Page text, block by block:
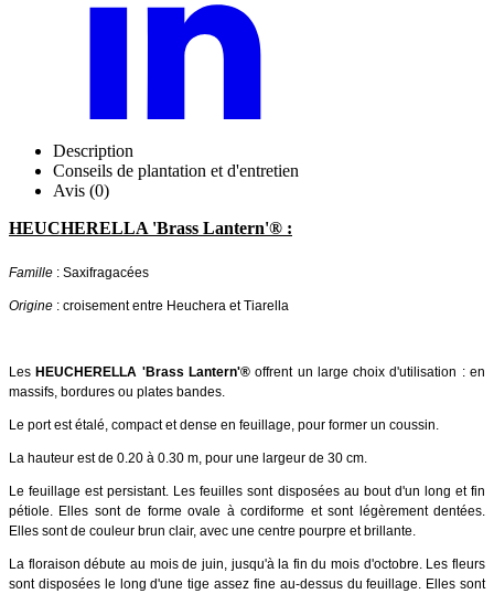
Description
Conseils de plantation et d'entretien
Avis (0)
HEUCHERELLA 'Brass Lantern'® :
Famille : Saxifragacées
Origine : croisement entre Heuchera et Tiarella
Les HEUCHERELLA 'Brass Lantern'® offrent un large choix d'utilisation : en
massifs, bordures ou plates bandes.
Le port est étalé, compact et dense en feuillage, pour former un coussin.
La hauteur est de 0.20 à 0.30 m, pour une largeur de 30 cm.
Le feuillage est persistant. Les feuilles sont disposées au bout d'un long et fin
pétiole. Elles sont de forme ovale à cordiforme et sont légèrement dentées.
Elles sont de couleur brun clair, avec une centre pourpre et brillante.
La floraison débute au mois de juin, jusqu'à la fin du mois d'octobre. Les fleurs
sont disposées le long d'une tige assez fine au-dessus du feuillage. Elles sont